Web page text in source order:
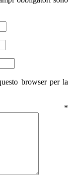
browser per la
*